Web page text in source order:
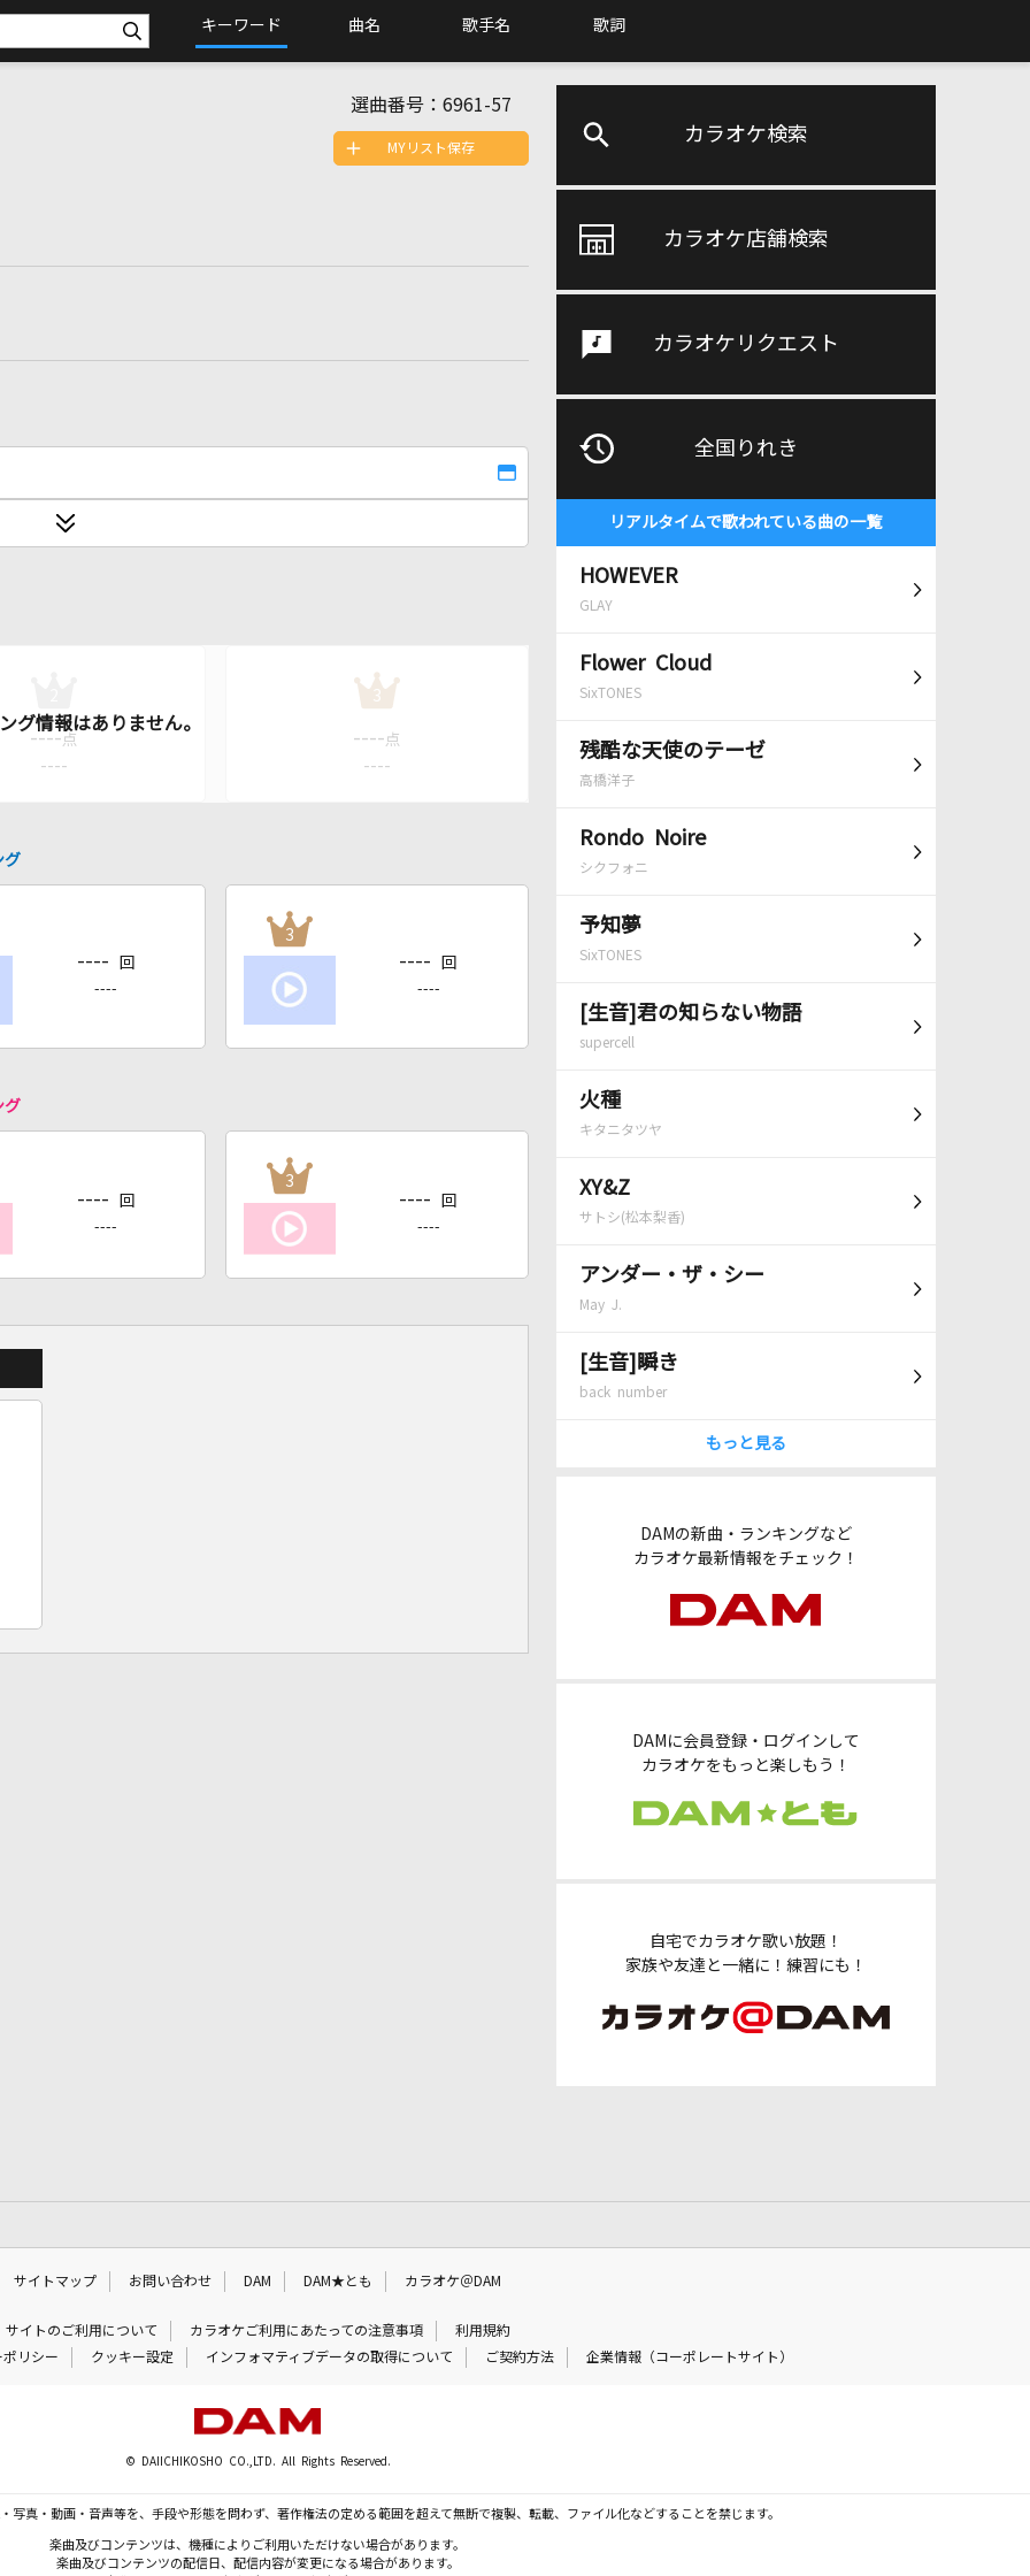
キーワード 曲名 歌手名 歌詞
カラオケ検索
カラオケ店舗検索
カラオケリクエスト
全国りれき
リアルタイムで歌われている曲の一覧
HOWEVER
GLAY
Flower Cloud
SixTONES
残酷な天使のテーゼ
高橋洋子
Rondo Noire
シクフォニ
予知夢
SixTONES
[生音]君の知らない物語
supercell
火種
キタニタツヤ
XY&Z
サトシ(松本梨香)
アンダー・ザ・シー
May J.
[生音]瞬き
back number
もっと見る
DAMの新曲・ランキングなど
カラオケ最新情報をチェック！
DAMに会員登録・ログインして
カラオケをもっと楽しもう！
自宅でカラオケ歌い放題！
家族や友達と一緒に！練習にも！
選曲番号： 6961-57
MYリスト保存
---- 点
----
3
---- 点
----
グ
---- 回
----
3
---- 回
----
グ
---- 回
----
3
---- 回
----
サイトマップ お問い合わせ DAM DAM★とも カラオケ＠DAM
サイトのご利用について カラオケご利用にあたっての注意事項
利用規約
リシー
クッキー設定 インフォマティブデータの取得について ご契約方法 企業情報（コーポレートサイト）
© DAIICHIKOSHO CO.,LTD. All Rights Reserved.
写真・動画・音声等を、手段や形態を問わず、著作権法の定める範囲を超えて無断で複製、転載、ファイル化などすることを禁じます。
楽曲及びコンテンツは、機種によりご利用いただけない場合があります。
楽曲及びコンテンツの配信日、配信内容が変更になる場合があります。